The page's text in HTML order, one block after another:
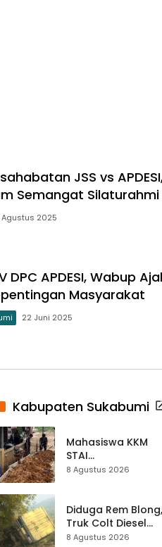
JSS vs
Semangat Silaturahmi
Agustus 2025
DPC APDESI, Wabup
Masyarakat
22 Juni 2025
Kabupaten Sukabumi
Mahasiswa KKM
STAI
Palabuhanratu
Jalan Majelis Ta’lim
di Sagaranten
8 Agustus 2026
Diduga Rem Blong,
Truk Colt Diesel
Terperosok di Jalur
8 Agustus 2026